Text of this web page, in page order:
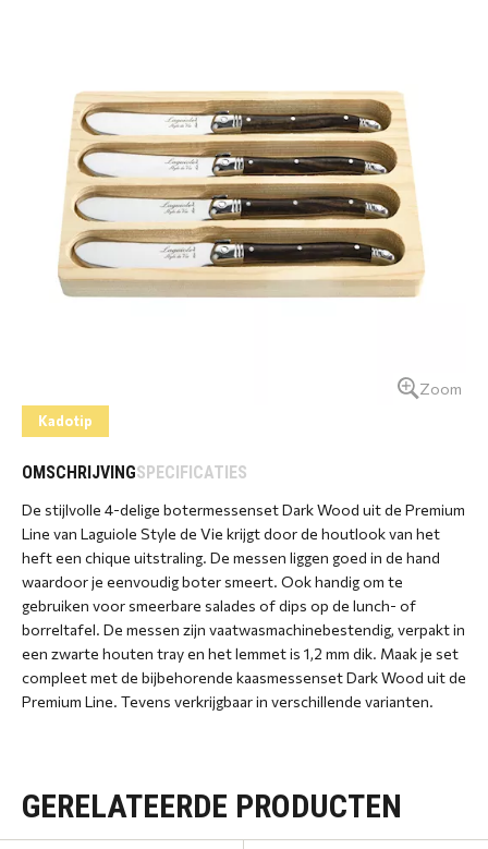
Zoom
Kadotip
OMSCHRIJVINGSPECIFICATIES
De stijlvolle 4-delige botermessenset Dark Wood uit de Premium
Line van Laguiole Style de Vie krijgt door de houtlook van het
heft een chique uitstraling. De messen liggen goed in de hand
waardoor je eenvoudig boter smeert. Ook handig om te
gebruiken voor smeerbare salades of dips op de lunch- of
borreltafel. De messen zijn vaatwasmachinebestendig, verpakt in
een zwarte houten tray en het lemmet is 1,2 mm dik. Maak je set
compleet met de bijbehorende kaasmessenset Dark Wood uit de
Premium Line. Tevens verkrijgbaar in verschillende varianten.
GERELATEERDE PRODUCTEN